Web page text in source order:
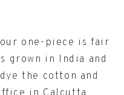
one-piece is fair
grown in India and
the cotton and